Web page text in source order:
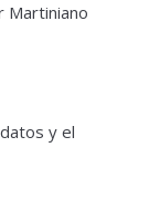
Martiniano
y el